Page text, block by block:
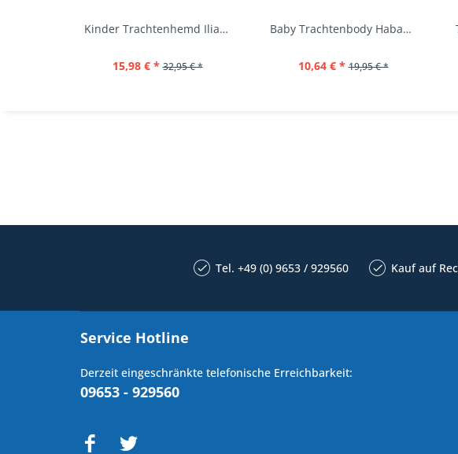
Kinder Trachtenhemd Ilias giftgrün langarm...
15,98 € * 32,95 € *
Baby Trachtenbody Habach weiß/pink Isar Trachten
10,64 € * 19,95 € *
Tel. +49 (0) 9653 / 929560 Kauf auf
Service Hotline
Derzeit eingeschränkte telefonische Erreichbarkeit:
09653 - 929560